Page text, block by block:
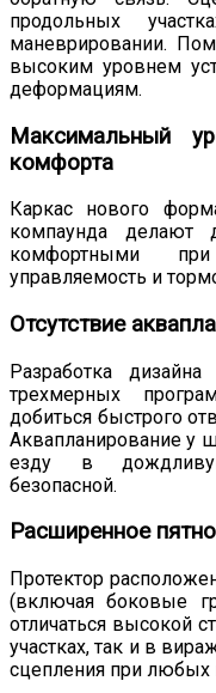
продольных
маневрировании.
высоким уровнем
деформациям.
Максимальный
комфорта
Каркас нового
компаунда делают
комфортными
управляемость и
Отсутствие
Разработка
трехмерных
добиться быстрого
Аквапланирование у
езду в
безопасной.
Расширенное
Протектор
(включая боковые
отличаться высокой
участках, так и в
сцепления при любых